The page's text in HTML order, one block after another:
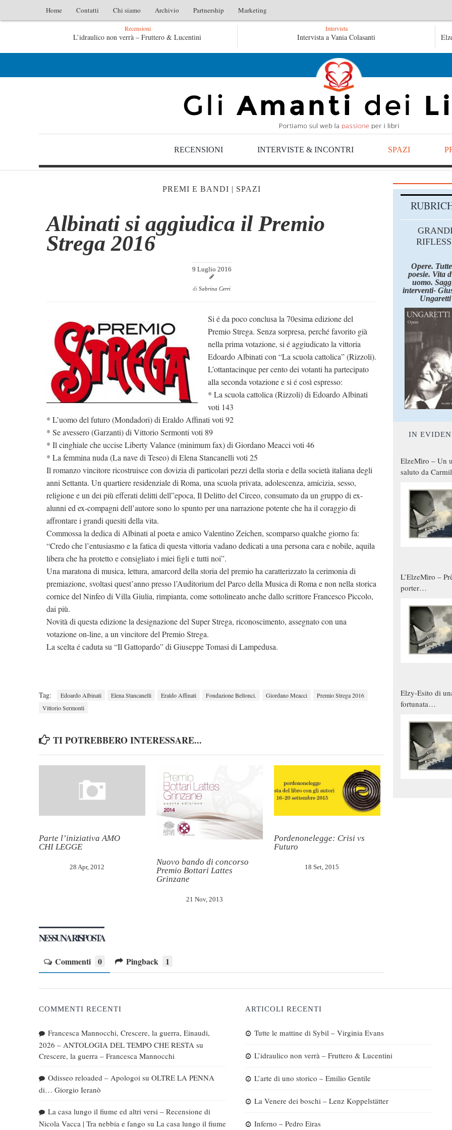
Home Contatti Chi siamo Archivio Partnership Marketing
Recensioni
L’idraulico non verrà – Fruttero & Lucentini L’arte di uno storico – Emilio Gentile Tutte le mattine di
Intervista
Intervista a Vania Colasanti
RECENSIONI INTERVISTE & INCONTRI SPAZI
PREMI E BANDI | SPAZI
Albinati si aggiudica il Premio
Strega 2016
9 Luglio 2016
di Sabrina Cerri
Si é da poco conclusa la 70esima edizione del
Premio Strega. Senza sorpresa, perché favorito già
nella prima votazione, si é aggiudicato la vittoria
Edoardo Albinati con “La scuola cattolica” (Rizzoli).
L’ottantacinque per cento dei votanti ha partecipato
alla seconda votazione e si é così espresso:
* La scuola cattolica (Rizzoli) di Edoardo Albinati
voti 143
* L’uomo del futuro (Mondadori) di Eraldo Affinati voti 92
* Se avessero (Garzanti) di Vittorio Sermonti voti 89
* Il cinghiale che uccise Liberty Valance (minimum fax) di Giordano Meacci voti 46
* La femmina nuda (La nave di Teseo) di Elena Stancanelli voti 25
Il romanzo vincitore ricostruisce con dovizia di particolari pezzi della storia e della società italiana degli
anni Settanta. Un quartiere residenziale di Roma, una scuola privata, adolescenza, amicizia, sesso,
religione e un dei più efferati delitti dell”epoca, Il Delitto del Circeo, consumato da un gruppo di ex-
alunni ed ex-compagni dell’autore sono lo spunto per una narrazione potente che ha il coraggio di
affrontare i grandi quesiti della vita.
Commossa la dedica di Albinati al poeta e amico Valentino Zeichen, scomparso qualche giorno fa:
“Credo che l’entusiasmo e la fatica di questa vittoria vadano dedicati a una persona cara e nobile, aquila
libera che ha protetto e consigliato i miei figli e tutti noi”.
Una maratona di musica, lettura, amarcord della storia del premio ha caratterizzato la cerimonia di
premiazione, svoltasi quest’anno presso l’Auditorium del Parco della Musica di Roma e non nella storica
cornice del Ninfeo di Villa Giulia, rimpianta, come sottolineato anche dallo scrittore Francesco Piccolo,
dai più.
Novità di questa edizione la designazione del Super Strega, riconoscimento, assegnato con una
votazione on-line, a un vincitore del Premio Strega.
La scelta é caduta su “Il Gattopardo” di Giuseppe Tomasi di Lampedusa.
Tag: Edoardo Albinati Elena Stancanelli Eraldo Affinati Fondazione Bellonci. Giordano Meacci
Premio Strega 2016
Vittorio Sermonti
TI POTREBBERO INTERESSARE...
Parte l’iniziativa AMO
CHI LEGGE
28 Apr, 2012
Nuovo bando di concorso
Premio Bottari Lattes
Grinzane
21 Nov, 2013
Pordenonelegge: Crisi vs
Futuro
18 Set, 2015
NESSUNA RISPOSTA
Commenti 0 Pingback 1
Opere.
poesie. Vita
uomo.
interventi-
Ungaretti
IN
ElzeMìro – Un
saluto da
qualche modo
donne
L’ElzeMìro –
porter
Elzy-Esito di
fortunata
COMMENTI RECENTI
Francesca Mannocchi, Crescere, la guerra, Einaudi,
2026 – ANTOLOGIA DEL TEMPO CHE RESTA su
Crescere, la guerra – Francesca Mannocchi
Odisseo reloaded – Apologoi su OLTRE LA PENNA
di… Giorgio Ieranò
La casa lungo il fiume ed altri versi – Recensione di
Nicola Vacca | Tra nebbia e fango su La casa lungo il fiume
ARTICOLI RECENTI
Tutte le mattine di Sybil – Virginia Evans
L’idraulico non verrà – Fruttero & Lucentini
L’arte di uno storico – Emilio Gentile
La Venere dei boschi – Lenz Koppelstätter
Inferno – Pedro Eiras